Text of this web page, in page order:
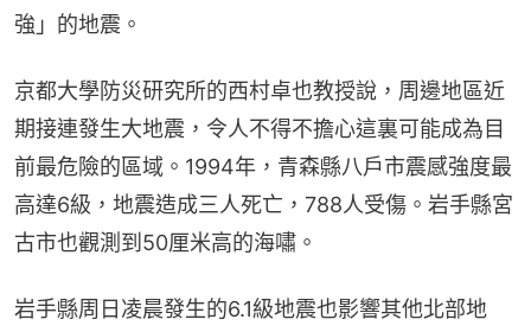
強」的地震。
京都大學防災研究所的西村卓也教授說，周邊地區近
期接連發生大地震，令人不得不擔心這裏可能成為目
前最危險的區域。1994年，青森縣八戶市震感強度最
高達6級，地震造成三人死亡，788人受傷。岩手縣宮
古市也觀測到50厘米高的海嘯。
岩手縣周日凌晨發生的6.1級地震也影響其他北部地